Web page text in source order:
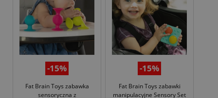
-15%
Fat Brain Toys zabawka
sensoryczna z
-15%
Fat Brain Toys zabawki
manipulacyjne Sensory Set